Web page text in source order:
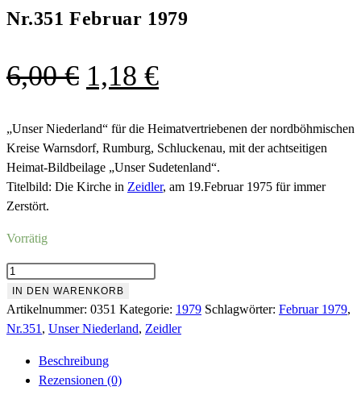
Nr.351 Februar 1979
6,00€ Ursprünglicher
war:
6,00 €
1,18 €Aktueller
ist:
1,18 €.
„Unser Niederland“ für die Heimatvertriebenen der nordböhmischen
Kreise Warnsdorf, Rumburg, Schluckenau, mit der achtseitigen
Heimat-Bildbeilage „Unser Sudetenland“.
Titelbild: Die Kirche in Zeidler, am 19.Februar 1975 für immer
Zerstört.
Vorrätig
Nr.351
Februar
1979
Menge
IN DEN WARENKORB
Artikelnummer: 0351 Kategorie: 1979 Schlagwörter: Februar 1979,
Nr.351 , Unser Niederland, Zeidler
Beschreibung
Rezensionen (0)